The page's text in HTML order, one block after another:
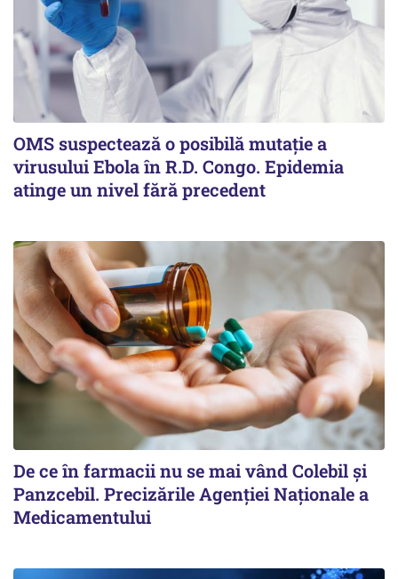
OMS suspectează o posibilă mutație a
virusului Ebola în R.D. Congo. Epidemia
atinge un nivel fără precedent
De ce în farmacii nu se mai vând Colebil și
Panzcebil. Precizările Agenției Naționale a
Medicamentului